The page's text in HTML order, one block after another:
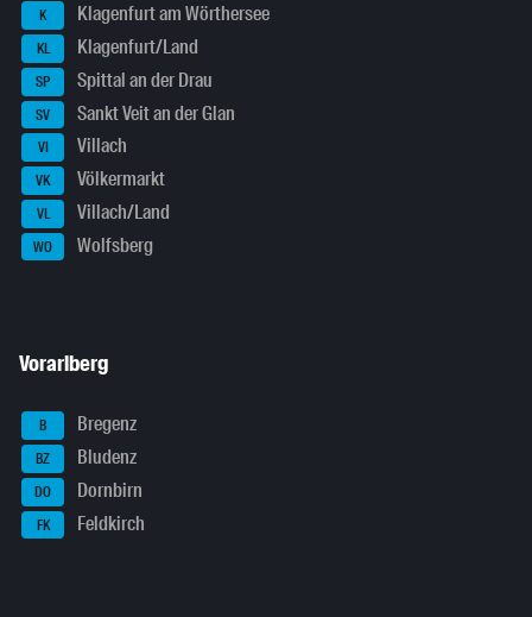
K Klagenfurt am Wörthersee
KL Klagenfurt/Land
SP Spittal an der Drau
SV Sankt Veit an der Glan
VI Villach
VK Völkermarkt
VL Villach/Land
WO Wolfsberg
Vorarlberg
B Bregenz
BZ Bludenz
DO Dornbirn
FK Feldkirch